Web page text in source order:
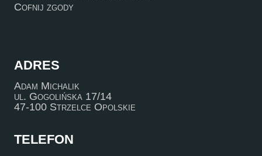
Cofnij zgody
ADRES
Adam Michalik
ul. Gogolińska 17/14
47-100 Strzelce Opolskie
TELEFON